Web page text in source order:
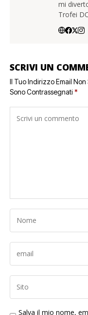
mi
Trofei
SCRIVI UN
Il Tuo Indirizzo Email
Sono Contrassegnati *
Salva il mio nome,